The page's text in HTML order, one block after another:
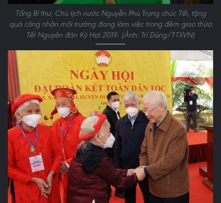
Tổng Bí thư, Chủ tịch nước Nguyễn Phú Trọng chúc Tết, tặng
quà công nhân môi trường đang làm việc trong đêm giao thừa
Tết Nguyên đán Kỷ Hợi 2019. (Ảnh: Trí Dũng/TTXVN)